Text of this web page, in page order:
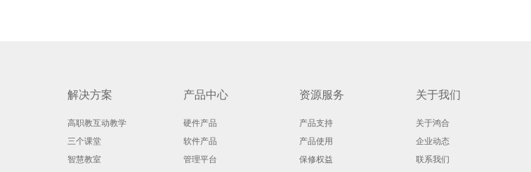
解决方案
高职教互动教学
三个课堂
智慧教室
产品中心
硬件产品
软件产品
管理平台
资源服务
产品支持
产品使用
保修权益
关于我们
关于鸿合
企业动态
联系我们